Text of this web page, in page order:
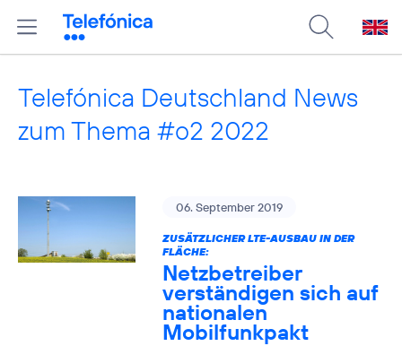
Telefónica Deutschland News
zum Thema #o2 2022
06. September 2019
ZUSÄTZLICHER LTE-AUSBAU IN DER
FLÄCHE:
Netzbetreiber
verständigen sich auf
nationalen
Mobilfunkpakt